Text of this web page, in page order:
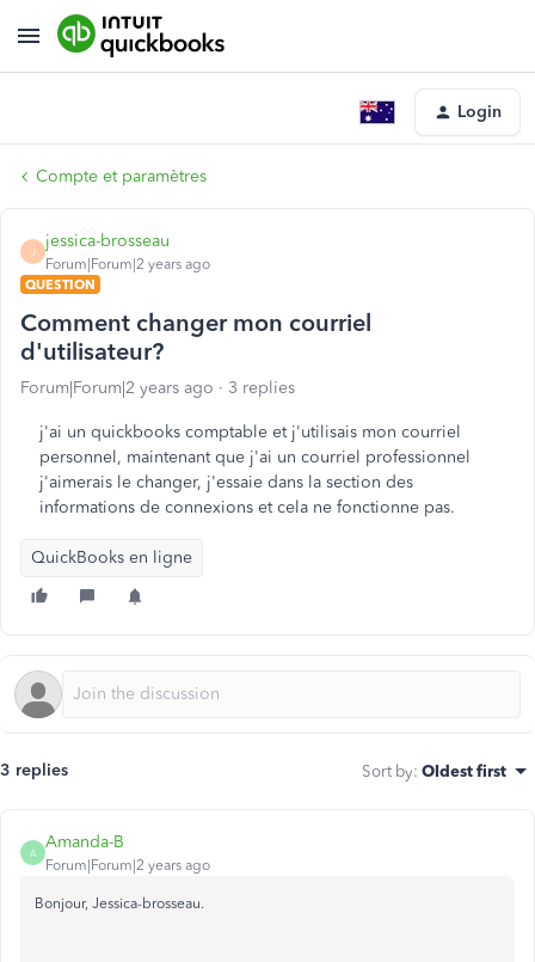
Login
Compte et paramètres
J
jessica-brosseau
Forum|Forum|2 years ago
QUESTION
Comment changer mon courriel
d'utilisateur?
Forum|Forum|2 years ago 3 replies
j'ai un quickbooks comptable et j'utilisais mon courriel
personnel, maintenant que j'ai un courriel professionnel
j'aimerais le changer, j'essaie dans la section des
informations de connexions et cela ne fonctionne pas.
QuickBooks en ligne
3 replies Sort by: Oldest first
A
Amanda-B
Forum|Forum|2 years ago
Bonjour, Jessica-brosseau.